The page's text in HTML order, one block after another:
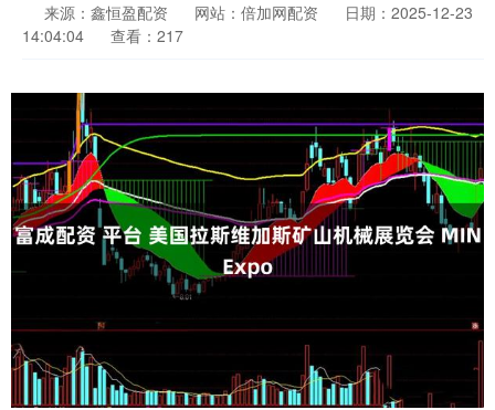
来源：鑫恒盈配资 网站：倍加网配资
日期：2025-12-23
14:04:04
查看：217